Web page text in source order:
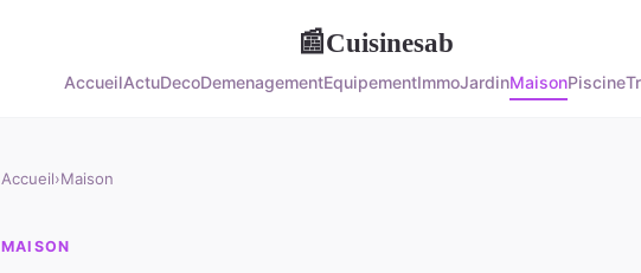
📰Cuisinesab
AccueilActuDecoDemenagementEquipementImmoJardinMaisonPiscine
Accueil›Maison
MAISON